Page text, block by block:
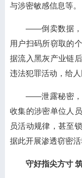
与涉密敏感信息等。
——倒卖数据，
用户扫码所窃取的
据流入黑灰产业链
违法犯罪活动，给
——泄露秘密，
收集的涉密单位人
员活动规律，甚至
据此开展渗透窃密
守好指尖方寸